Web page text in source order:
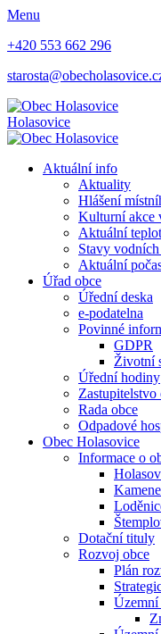
Menu
+420 553 662 296
Holasovice
Aktuální info
Aktuality
Hlášení
Kulturní akce
Aktuální
Stavy
Aktuální
Úřad obce
Úřední deska
e-podatelna
Povinné
GDPR
Životní
Úřední hodiny
Zastupitelstvo
Rada obce
Odpadové
Obec Holasovice
Informace o
Dotační tituly
Rozvoj obce
Plán
Územní